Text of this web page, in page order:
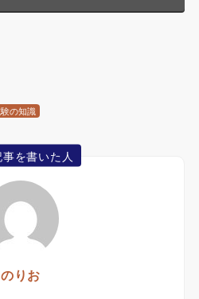
の知識
事を書いた人
のりお